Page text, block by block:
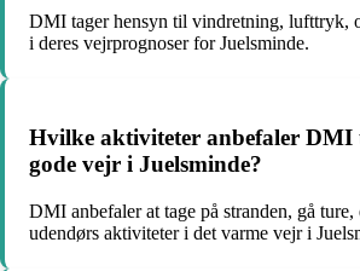
DMI tager hensyn til vindretning, lufttryk,
i deres vejrprognoser for Juelsminde.
Hvilke aktiviteter anbefaler DMI
gode vejr i Juelsminde?
DMI anbefaler at tage på stranden, gå
udendørs aktiviteter i det varme vejr i